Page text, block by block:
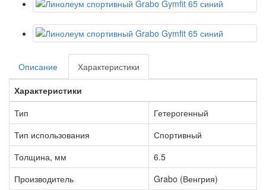
Описание
Характеристики
Характеристики
Тип
Гетерогенный
Тип использования
Спортивный
Толщина, мм
6.5
Производитель
Grabo (Венгрия)